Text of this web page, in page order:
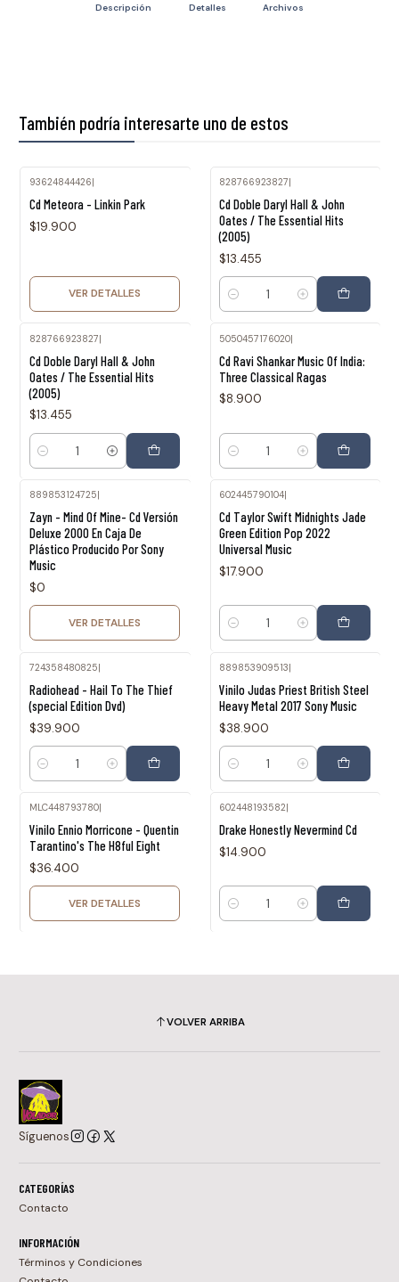
Descripción Detalles Archivos
También podría interesarte uno de estos
93624844426|
Cd Meteora - Linkin Park
$19.900
VER DETALLES
828766923827|
Cd Doble Daryl Hall & John
Oates / The Essential Hits
(2005)
$13.455
Cantidad
828766923827|
Cd Doble Daryl Hall & John
Oates / The Essential Hits
(2005)
$13.455
Cantidad
5050457176020|
Cd Ravi Shankar Music Of India:
Three Classical Ragas
$8.900
Cantidad
889853124725
Zayn - Mind Of Mine- Cd Versión
Deluxe 2000 En Caja De
Plástico Producido Por Sony
Music
$0
VER DETALLES
602445790104
Cd Taylor Swift Midnights Jade
Green Edition Pop 2022
Universal Music
$17.900
Cantidad
724358480825|
Radiohead - Hail To The Thief
(special Edition Dvd)
$39.900
Cantidad
889853909513|
Vinilo Judas Priest British Steel
Heavy Metal 2017 Sony Music
$38.900
Cantidad
MLC448793780|
Vinilo Ennio Morricone - Quentin
Tarantino's The H8ful Eight
$36.400
VER DETALLES
602448193582
Drake Honestly Nevermind Cd
$14.900
Cantidad
VOLVER ARRIBA
Síguenos
CATEGORÍAS
Contacto
INFORMACIÓN
Términos y Condiciones